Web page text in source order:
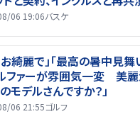
06 19:06バスケ
お綺麗で」「最高の暑中見舞
ファーが雰囲気一変 美
モデルさんですか？」
06 21:55ゴルフ